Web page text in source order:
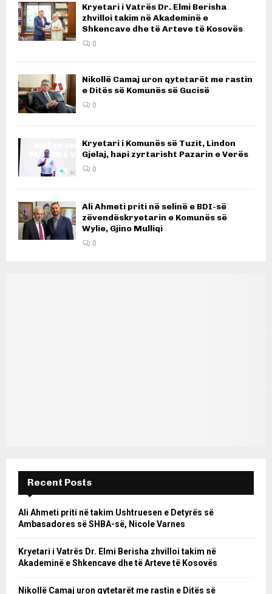
Kryetari i Vatrës Dr. Elmi Berisha
zhvilloi takim në Akademinë e
Shkencave dhe të Arteve të Kosovës
0
Nikollë Camaj uron qytetarët me rastin
e Ditës së Komunës së Gucisë
0
Kryetari i Komunës së Tuzit, Lindon
Gjelaj, hapi zyrtarisht Pazarin e Verës
0
Ali Ahmeti priti në selinë e BDI-së
zëvendëskryetarin e Komunës së
Wylie, Gjino Mulliqi
0
Recent Posts
Ali Ahmeti priti në takim Ushtruesen e Detyrës së
Ambasadores së SHBA-së, Nicole Varnes
Kryetari i Vatrës Dr. Elmi Berisha zhvilloi takim në
Akademinë e Shkencave dhe të Arteve të Kosovës
Nikollë Camaj uron qytetarët me rastin e Ditës së